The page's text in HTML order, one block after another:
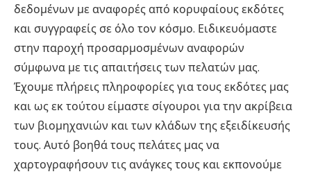
δεδομένων με αναφορές από κορυφαίους εκδότες
και συγγραφείς σε όλο τον κόσμο. Ειδικευόμαστε
στην παροχή προσαρμοσμένων αναφορών
σύμφωνα με τις απαιτήσεις των πελατών μας.
Έχουμε πλήρεις πληροφορίες για τους εκδότες μας
και ως εκ τούτου είμαστε σίγουροι για την ακρίβεια
των βιομηχανιών και των κλάδων της εξειδίκευσής
τους. Αυτό βοηθά τους πελάτες μας να
χαρτογραφήσουν τις ανάγκες τους και εκπονούμε